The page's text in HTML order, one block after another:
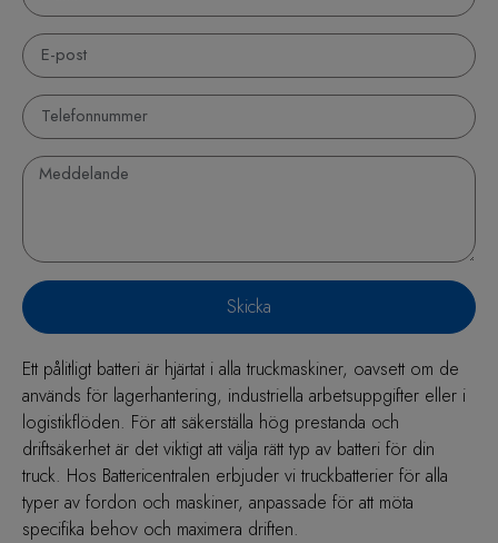
Skicka
Ett pålitligt batteri är hjärtat i alla truckmaskiner, oavsett om de
används för lagerhantering, industriella arbetsuppgifter eller i
logistikflöden. För att säkerställa hög prestanda och
driftsäkerhet är det viktigt att välja rätt typ av batteri för din
truck. Hos Battericentralen erbjuder vi truckbatterier för alla
typer av fordon och maskiner, anpassade för att möta
specifika behov och maximera driften.